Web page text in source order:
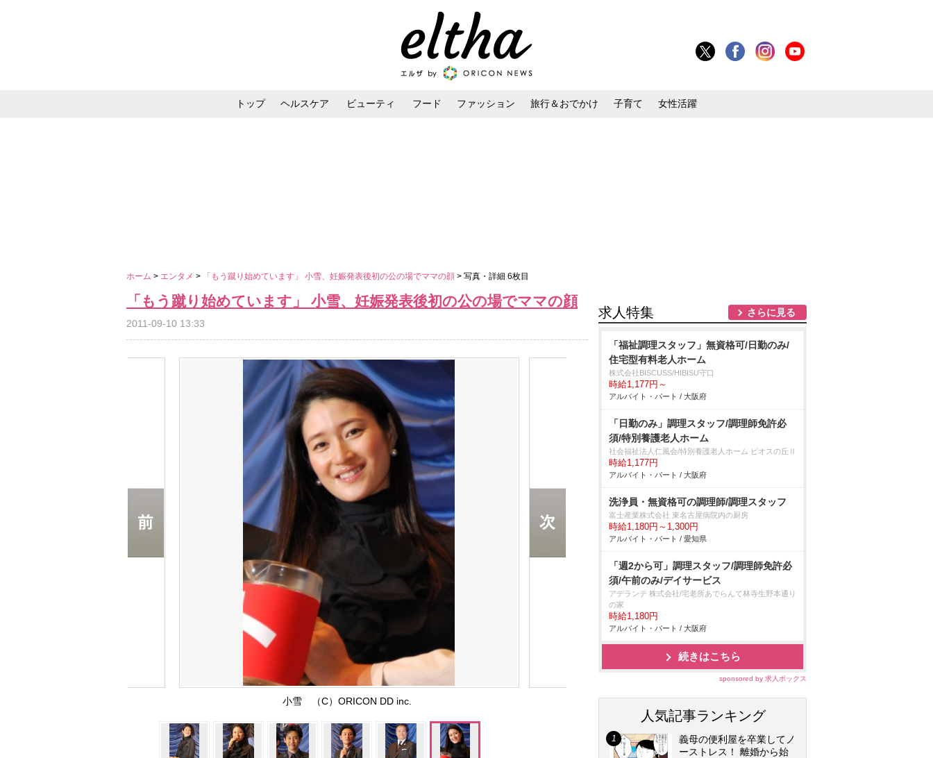
トップ ヘルスケア ビューティ フード ファッション 旅行＆おでかけ 子育て 女性活躍
ホーム > エンタメ > 「もう蹴り始めています」 小雪、妊娠発表後初の公の場でママの顔 > 写真・詳細 6枚目
「もう蹴り始めています」 小雪、妊娠発表後初の公の場でママの顔
2011-09-10 13:33
小雪 （C）ORICON DD inc.
求人特集 さらに見る
「福祉調理スタッフ」無資格可/日勤のみ/
住宅型有料老人ホーム
株式会社BISCUSS/HIBISU守口
時給1,177円～
アルバイト・パート / 大阪府
「日勤のみ」調理スタッフ/調理師免許必
須/特別養護老人ホーム
社会福祉法人仁風会/特別養護老人ホーム ビオスの丘Ⅱ
時給1,177円
アルバイト・パート / 大阪府
洗浄員・無資格可の調理師/調理スタッフ
富士産業株式会社 東名古屋病院内の厨房
時給1,180円～1,300円
アルバイト・パート / 愛知県
「週2から可」調理スタッフ/調理師免許必
須/午前のみ/デイサービス
アデランテ 株式会社/宅老所あでらんて林寺生野本通り
の家
時給1,180円
アルバイト・パート / 大阪府
続きはこちら
sponsored by 求人ボックス
人気記事ランキング
義母の便利屋を卒業してノ
ーストレス！ 離婚から始